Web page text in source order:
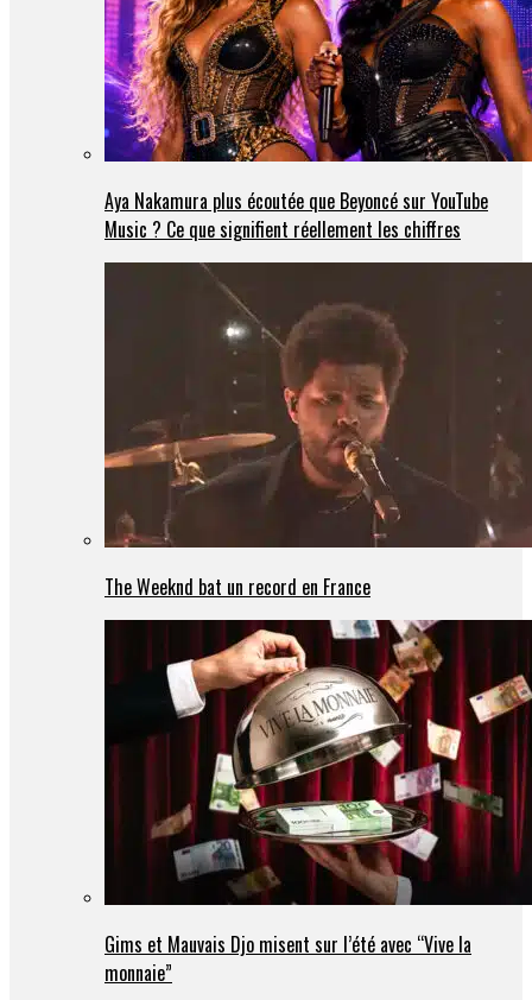
Aya Nakamura plus écoutée que Beyoncé sur YouTube
Music ? Ce que signifient réellement les chiffres
The Weeknd bat un record en France
Gims et Mauvais Djo misent sur l’été avec “Vive la
monnaie”